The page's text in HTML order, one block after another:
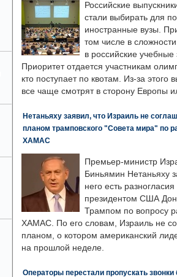
Российские
стали выбирать для
иностранные вузы.
том числе в
в российские учебные
Приоритет отдается участникам
кто поступает по квотам. Из-за этого
все чаще смотрят в сторону Европы
Нетаньяху заявил, что Израиль не
планом трамповского "Совета мира" по
ХАМАС
Премьер-министр
Биньямин Нетаньяху
него есть разногласия
президентом США
Трампом по вопросу
ХАМАС. По его словам, Израиль не
планом, о котором американский
на прошлой неделе.
Операторы перестали пропускать звонки